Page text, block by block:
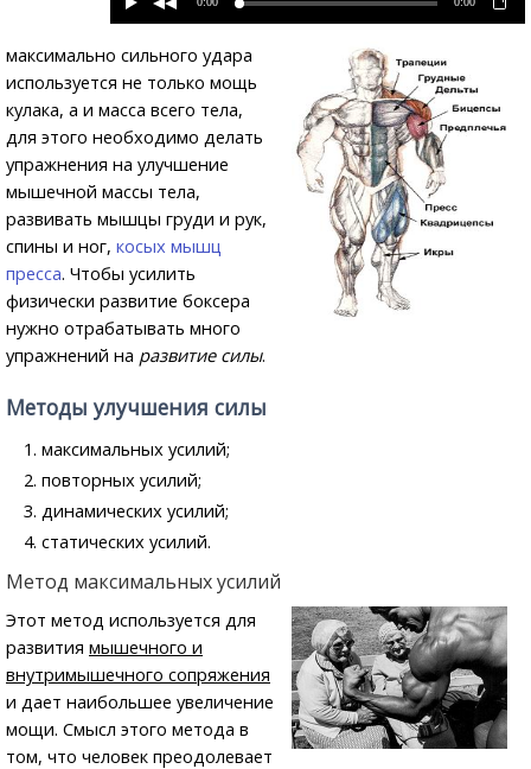
максимально сильного удара
используется не только мощь
кулака, а и масса всего тела,
для этого необходимо делать
упражнения на улучшение
мышечной массы тела,
развивать мышцы груди и рук,
спины и ног, косых мышц
пресса. Чтобы усилить
физически развитие боксера
нужно отрабатывать много
упражнений на развитие силы.
Методы улучшения силы
максимальных усилий;
повторных усилий;
динамических усилий;
статических усилий.
Метод максимальных усилий
Этот метод используется для
развития мышечного и
внутримышечного сопряжения
и дает наибольшее увеличение
мощи. Смысл этого метода в
том, что человек преодолевает